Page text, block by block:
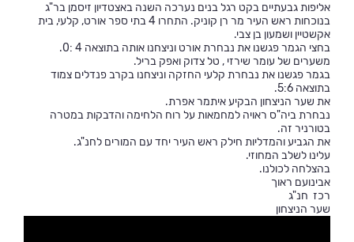
אליפות גבעתיים בקט רגל בנים נערכה השנה באצטדיון זיסמן בר"ג
בנוכחות ראש העיר מר רן קוניק. התחרו 4 בתי ספר אורט, קלעי, בית
אקשטיין ושמעון בן צבי.
בחצי הגמר פגשנו את נבחרת אורט וניצחנו אותה בתוצאה 4 :0.
משערים של עומר שירזי , טל צדוק ואפק בריל.
בגמר פגשנו את נבחרת קלעי החזקה וניצחנו בקרב פנדלים צמוד
בתוצאה 5:6.
את שער הניצחון הבקיע איתמר אפרת.
נבחרת ביה"ס ראויה למחמאות על רוח הלחימה והדבקות במטרה
בטורניר זה.
את הגביע והמדליות חילק ראש העיר יחד עם המורים לחנ"ג.
עלינו לשלב המחוזי.
בהצלחה לכולנו.
אבינועם ראוך
רכז חנ"ג
שער הניצחון